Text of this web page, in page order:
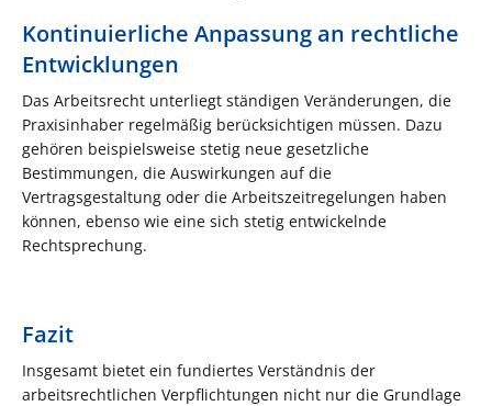
Kontinuierliche Anpassung an rechtliche
Entwicklungen
Das Arbeitsrecht unterliegt ständigen Veränderungen, die
Praxisinhaber regelmäßig berücksichtigen müssen. Dazu
gehören beispielsweise stetig neue gesetzliche
Bestimmungen, die Auswirkungen auf die
Vertragsgestaltung oder die Arbeitszeitregelungen haben
können, ebenso wie eine sich stetig entwickelnde
Rechtsprechung.
Fazit
Insgesamt bietet ein fundiertes Verständnis der
arbeitsrechtlichen Verpflichtungen nicht nur die Grundlage